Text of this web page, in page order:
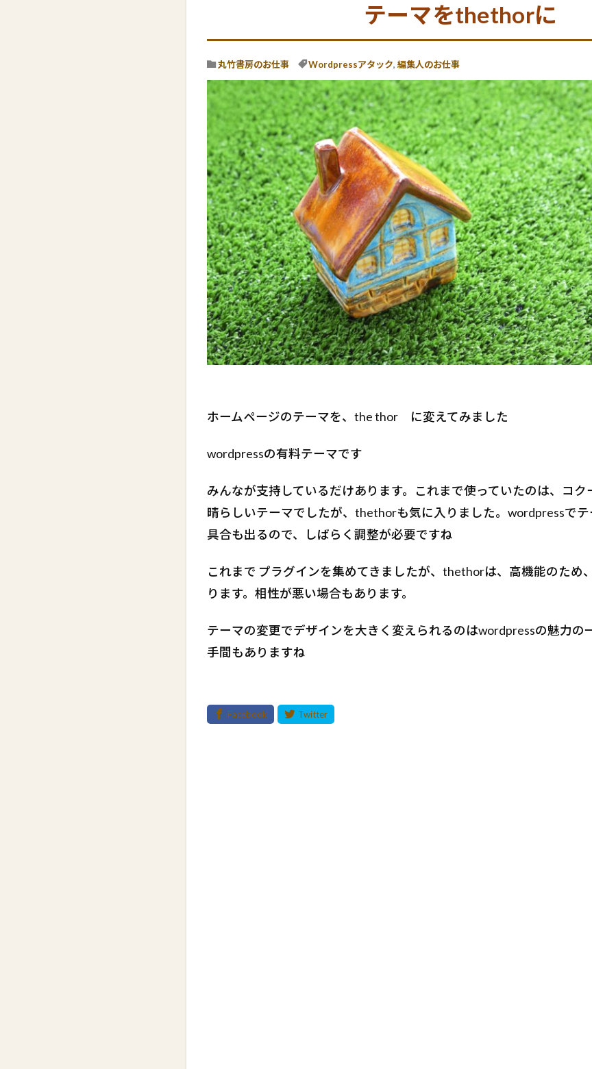
テーマをthethorに
丸竹書房のお仕事 Wordpressアタック, 編集人のお仕事
ホームページのテーマを、the thor に変えてみました
wordpressの有料テーマです
みんなが支持しているだけあります。これまで使っていたのは、コク
晴らしいテーマでしたが、thethorも気に入りました。wordpressで
具合も出るので、しばらく調整が必要ですね
これまで プラグインを集めてきましたが、thethorは、高機能のため
ります。相性が悪い場合もあります。
テーマの変更でデザインを大きく変えられるのはwordpressの魅力の
手間もありますね